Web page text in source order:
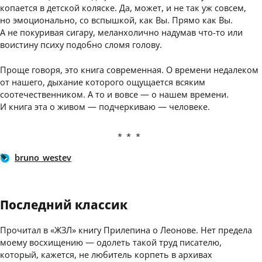
копается в детской коляске. Да, может, и не так уж совсем,
но эмоционально, со вспышкой, как Вы. Прямо как Вы.
А не покуривая сигару, меланхолично надумав что-то или
воистину психу подобно сломя голову.
Проще говоря, это книга современная. О времени недалеком
от нашего, дыхание которого ощущается всяким
соотечественником. А то и вовсе — о нашем времени.
И книга эта о живом — подчеркиваю — человеке.
***
bruno_westev
Последний классик
Прочитал в «ЖЗЛ» книгу Прилепина о Леонове. Нет предела
моему восхищению — одолеть такой труд писателю,
который, кажется, не любитель корпеть в архивах